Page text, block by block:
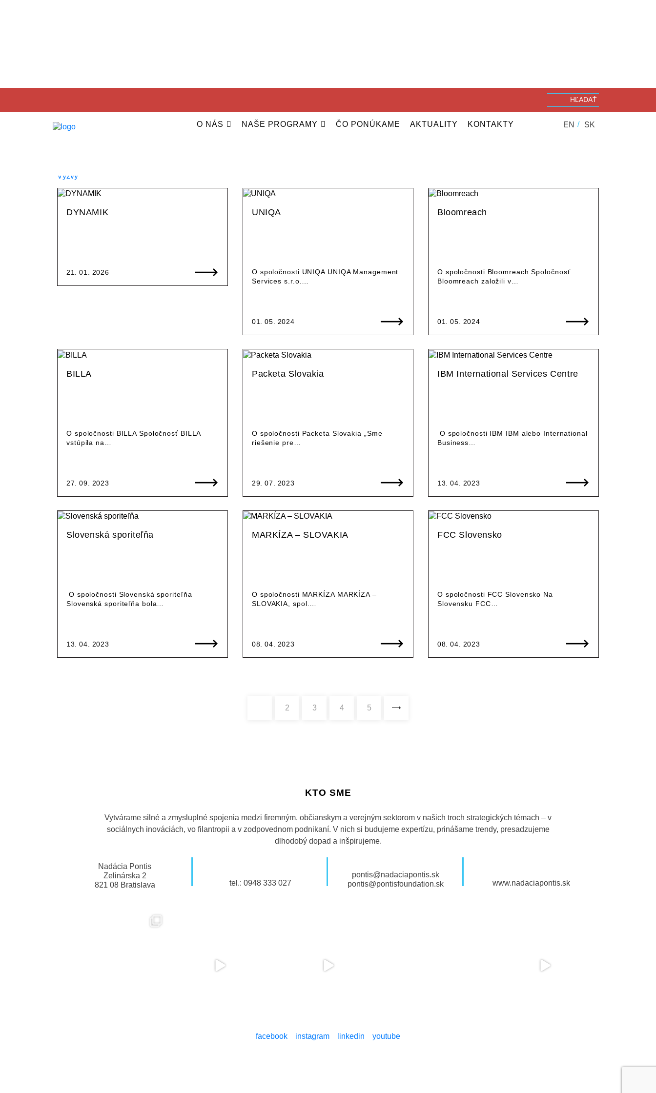
O NÁS NAŠE PROGRAMY ČO PONÚKAME AKTUALITY KONTAKTY EN SK
Nadácia Pontis
Filantropia
Sociálne inovácie
Výzvy
DYNAMIK
21. 01. 2026
UNIQA
O spoločnosti UNIQA UNIQA Management
Services s.r.o.…
01. 05. 2024
Bloomreach
O spoločnosti Bloomreach Spoločnosť
Bloomreach založili v…
01. 05. 2024
BILLA
O spoločnosti BILLA Spoločnosť BILLA
vstúpila na…
27. 09. 2023
Packeta Slovakia
O spoločnosti Packeta Slovakia „Sme
riešenie pre…
29. 07. 2023
IBM International Services Centre
O spoločnosti IBM IBM alebo International
Business…
13. 04. 2023
Slovenská sporiteľňa
O spoločnosti Slovenská sporiteľňa
Slovenská sporiteľňa bola…
13. 04. 2023
MARKÍZA – SLOVAKIA
O spoločnosti MARKÍZA MARKÍZA –
SLOVAKIA, spol.…
08. 04. 2023
FCC Slovensko
O spoločnosti FCC Slovensko Na
Slovensku FCC…
08. 04. 2023
2 3 4 5
KTO SME
Vytvárame silné a zmysluplné spojenia medzi firemným, občianskym a verejným sektorom v našich troch strategických témach – v
sociálnych inováciách, vo filantropii a v zodpovednom podnikaní. V nich si budujeme expertízu, prinášame trendy, presadzujeme
dlhodobý dopad a inšpirujeme.
Nadácia Pontis
Zelinárska 2
821 08 Bratislava
tel.: 0948 333 027
pontis@nadaciapontis.sk
pontis@pontisfoundation.sk
www.nadaciapontis.sk
facebook instagram linkedin youtube